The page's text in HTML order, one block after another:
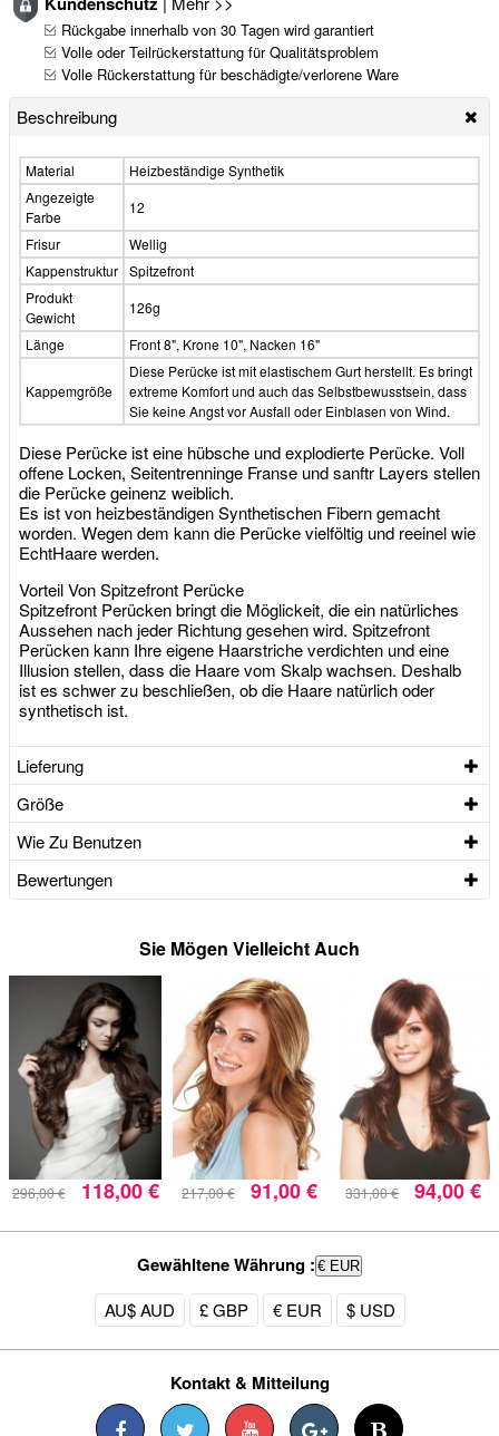
Rückgabe innerhalb von 30 Tagen wird garantiert
Volle oder Teilrückerstattung für Qualitätsproblem
Volle Rückerstattung für beschädigte/verlorene Ware
Beschreibung
Material
Heizbeständige Synthetik
Angezeigte
Farbe
12
Frisur
Wellig
Kappenstruktur Spitzefront
Produkt
Gewicht
126g
Länge
Front 8", Krone 10", Nacken 16"
Kappemgröße
Diese Perücke ist mit elastischem Gurt herstellt. Es bringt
extreme Komfort und auch das Selbstbewusstsein, dass
Sie keine Angst vor Ausfall oder Einblasen von Wind.
Diese Perücke ist eine hübsche und explodierte Perücke. Voll
offene Locken, Seitentrenninge Franse und sanftr Layers stellen
die Perücke geinenz weiblich.
Es ist von heizbeständigen Synthetischen Fibern gemacht
worden. Wegen dem kann die Perücke vielföltig und reeinel wie
EchtHaare werden.
Vorteil Von Spitzefront Perücke
Spitzefront Perücken bringt die Möglickeit, die ein natürliches
Aussehen nach jeder Richtung gesehen wird. Spitzefront
Perücken kann Ihre eigene Haarstriche verdichten und eine
Illusion stellen, dass die Haare vom Skalp wachsen. Deshalb
ist es schwer zu beschließen, ob die Haare natürlich oder
synthetisch ist.
Lieferung
Größe
Wie Zu Benutzen
Bewertungen
Sie Mögen Vielleicht Auch
296,00 € 118,00 € 217,00 € 91,00 € 331,00 € 94,00 €
Gewähltene Währung : € EUR
AU$ AUD £ GBP € EUR $ USD
Kontakt & Mitteilung